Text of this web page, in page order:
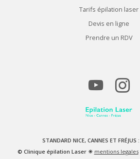
Tarifs épilation laser
Devis en ligne
Prendre un RDV
STANDARD NICE, CANNES ET FRÉJUS
© Clinique épilation Laser ☀ mentions legales